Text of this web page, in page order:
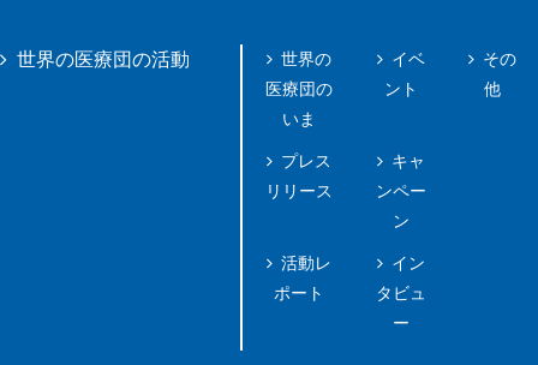
世界の医療団の活動
世界の
医療団の
いま
プレス
リリース
活動レ
ポート
イベ
ント
キャ
ンペー
ン
イン
タビュ
ー
その
他